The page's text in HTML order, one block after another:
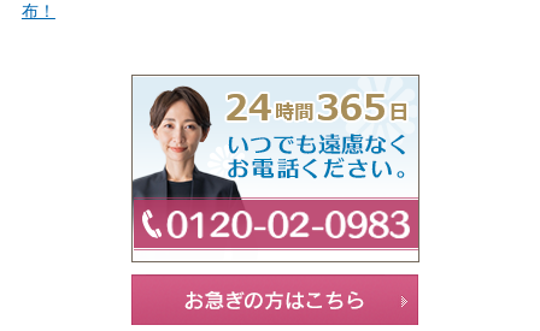
布！